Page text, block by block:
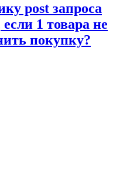
post запроса
1 товара не
покупку?